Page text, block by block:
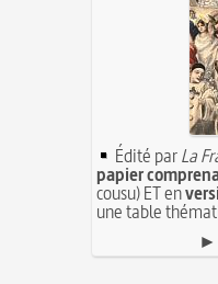
Édité parLa
papier
cousu) ET en
une table
►